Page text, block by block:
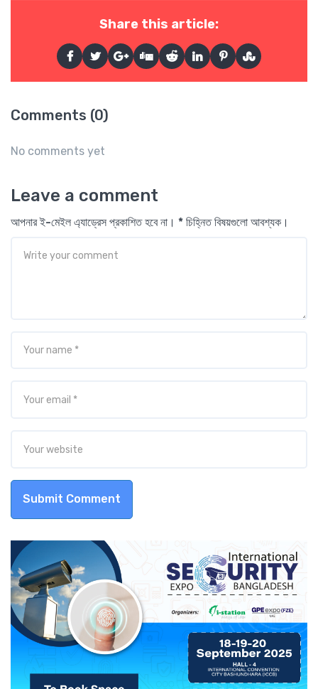
Share this article:
Comments (0)
No comments yet
Leave a comment
আপনার ই-মেইল এ্যাড্রেস প্রকাশিত হবে না। * চিহ্নিত বিষয়গুলো আবশ্যক।
Submit Comment